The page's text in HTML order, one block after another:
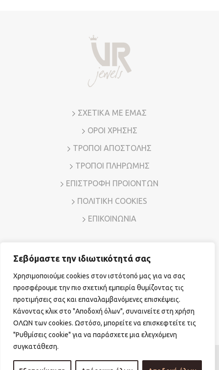
Σεβόμαστε την ιδιωτικότητά σας
Χρησιμοποιούμε cookies στον ιστότοπό μας για να σας
προσφέρουμε την πιο σχετική εμπειρία θυμίζοντας τις
προτιμήσεις σας και επαναλαμβανόμενες επισκέψεις.
Κάνοντας κλικ στο "Αποδοχή όλων", συναινείτε στη χρήση
ΟΛΩΝ των cookies. Ωστόσο, μπορείτε να επισκεφτείτε τις
"Ρυθμίσεις cookie" για να παράσχετε μια ελεγχόμενη
συγκατάθεση.
ΣΧΕΤΙΚΑ ΜΕ ΕΜΑΣ
ΟΡΟΙ ΧΡΗΣΗΣ
ΤΡΟΠΟΙ ΑΠΟΣΤΟΛΗΣ
ΤΡΟΠΟΙ ΠΛΗΡΩΜΗΣ
ΕΠΙΣΤΡΟΦΗ ΠΡΟΙΟΝΤΩΝ
ΠΟΛΙΤΙΚΗ COOKIES
ΕΠΙΚΟΙΝΩΝΙΑ
Διεύθυνση: Λ. Μεσογείων 7, Αμπελόκηποι – Αθήνα, Τ.Κ.
Τηλ. Επικοινωνίας:
210 7794780 E-mail: sales@vr-jewels.gr
FacebookInstagram
© Copyright 2026 vr-jewels.gr|Powered by